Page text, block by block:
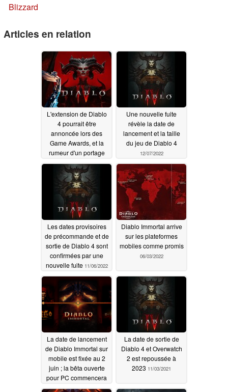
Blizzard
Articles en relation
L'extension de Diablo
4 pourrait être
annoncée lors des
Game Awards, et la
rumeur d'un portage
sur Switch 2 est
toujours d'actualité
11/30/2025
Une nouvelle fuite
révèle la date de
lancement et la taille
du jeu de Diablo 4
12/07/2022
Les dates provisoires
de précommande et de
sortie de Diablo 4 sont
confirmées par une
nouvelle fuite 11/06/2022
Diablo Immortal arrive
sur les plateformes
mobiles comme promis
06/03/2022
La date de lancement
de Diablo Immortal sur
mobile est fixée au 2
juin ; la bêta ouverte
pour PC commencera
le même jour04/26/2022
La date de sortie de
Diablo 4 et Overwatch
2 est repoussée à
2023 11/03/2021